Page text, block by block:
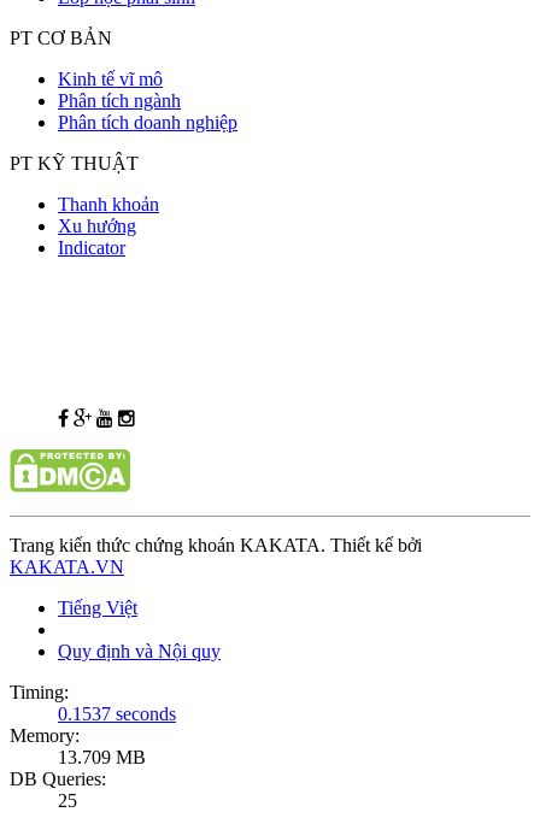
PT CƠ BẢN
Kinh tế vĩ mô
Phân tích ngành
Phân tích doanh nghiệp
PT KỸ THUẬT
Thanh khoản
Xu hướng
Indicator
Trang kiến thức chứng khoán KAKATA. Thiết kế bởi
KAKATA.VN
Tiếng Việt
Quy định và Nội quy
Timing:
0.1537 seconds
Memory:
13.709 MB
DB Queries:
25